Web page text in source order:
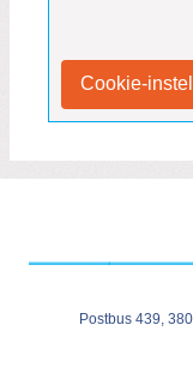
Cookie-
Postbus 439,